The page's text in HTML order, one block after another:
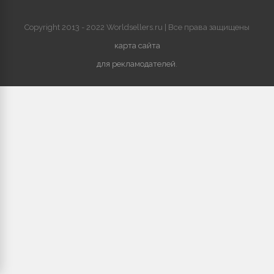
Copyright 2013 - 2022 Worldsellers.ru | Все права защищены
карта сайта
для рекламодателей